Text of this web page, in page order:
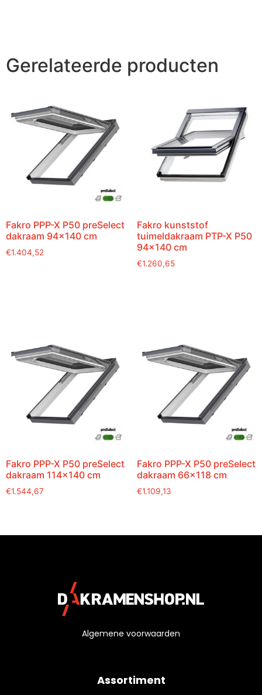
Gerelateerde producten
Fakro PPP-X P50 preSelect
dakraam 94×140 cm
€1.404,52
Fakro kunststof
tuimeldakraam PTP-X P50
94×140 cm
€1.260,65
Fakro PPP-X P50 preSelect
dakraam 114×140 cm
€1.544,67
Fakro PPP-X P50 preSelect
dakraam 66×118 cm
€1.109,13
Algemene voorwaarden
Assortiment